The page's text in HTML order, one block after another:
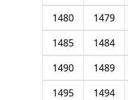
1479
1480
1484
1485
1489
1490
1494
1495